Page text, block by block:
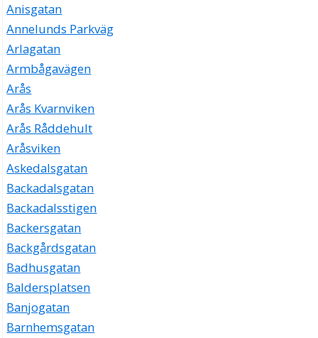
Anisgatan
Annelunds Parkväg
Arlagatan
Armbågavägen
Arås
Arås Kvarnviken
Arås Råddehult
Aråsviken
Askedalsgatan
Backadalsgatan
Backadalsstigen
Backersgatan
Backgårdsgatan
Badhusgatan
Baldersplatsen
Banjogatan
Barnhemsgatan